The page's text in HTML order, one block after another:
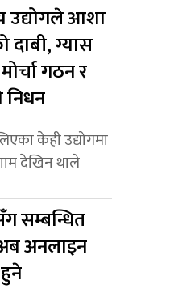
उद्योगले आशा
दाबी, ग्यास
गठन र
केही उद्योगमा
देखिन थाले
सम्बन्धित
अब अनलाइन